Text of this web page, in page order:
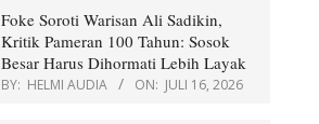
Foke Soroti Warisan Ali Sadikin,
Kritik Pameran 100 Tahun: Sosok
Besar Harus Dihormati Lebih Layak
BY: HELMI AUDIA ON: JULI 16, 2026